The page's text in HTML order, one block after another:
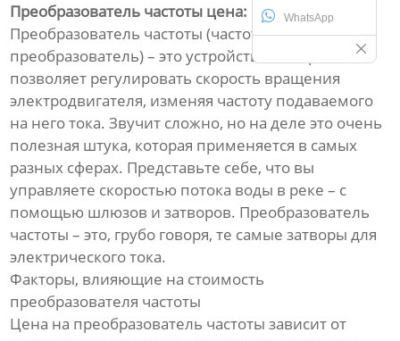
WhatsApp
Преобразователь частоты цена: что нужно знать
Преобразователь частоты (частотный
преобразователь) – это устройство, которое
позволяет регулировать скорость вращения
электродвигателя, изменяя частоту подаваемого
на него тока. Звучит сложно, но на деле это очень
полезная штука, которая применяется в самых
разных сферах. Представьте себе, что вы
управляете скоростью потока воды в реке – с
помощью шлюзов и затворов. Преобразователь
частоты – это, грубо говоря, те самые затворы для
электрического тока.
Факторы, влияющие на стоимость
преобразователя частоты
Цена на преобразователь частоты зависит от